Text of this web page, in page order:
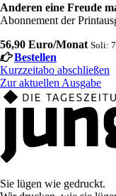
Anderen eine Freude
Abonnement der
56,90 Euro/Monat Soli:
Bestellen
Kurzzeitabo abschließen
Zur aktuellen Ausgabe
Sie lügen wie gedruckt.